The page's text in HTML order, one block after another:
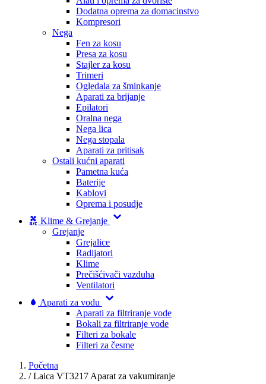
Dodatna oprema za domacinstvo
Kompresori
Nega
Fen za kosu
Presa za kosu
Stajler za kosu
Trimeri
Ogledala za šminkanje
Aparati za brijanje
Epilatori
Oralna nega
Nega lica
Nega stopala
Aparati za pritisak
Ostali kućni aparati
Pametna kuća
Baterije
Kablovi
Oprema i posudje
Klime & Grejanje
Grejanje
Grejalice
Radijatori
Klime
Prečišćivači vazduha
Ventilatori
Aparati za vodu
Aparati za filtriranje vode
Bokali za filtriranje vode
Filteri za bokale
Filteri za česme
Početna
/ Laica VT3217 Aparat za vakumiranje